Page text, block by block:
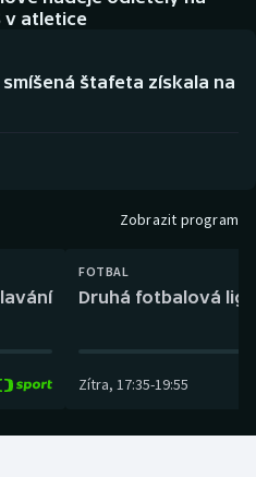
v atletice
smíšená štafeta získala na
Zobrazit program
FOTBAL
Druhá fotbalová
Zítra, 17:35-19:55